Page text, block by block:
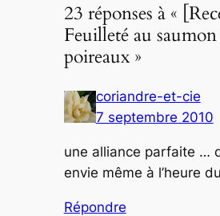
23 réponses à «
Feuilleté au
poireaux »
coriandre-et-cie
7 septembre 2010
une alliance parfaite …
envie même à l’heure du
Répondre